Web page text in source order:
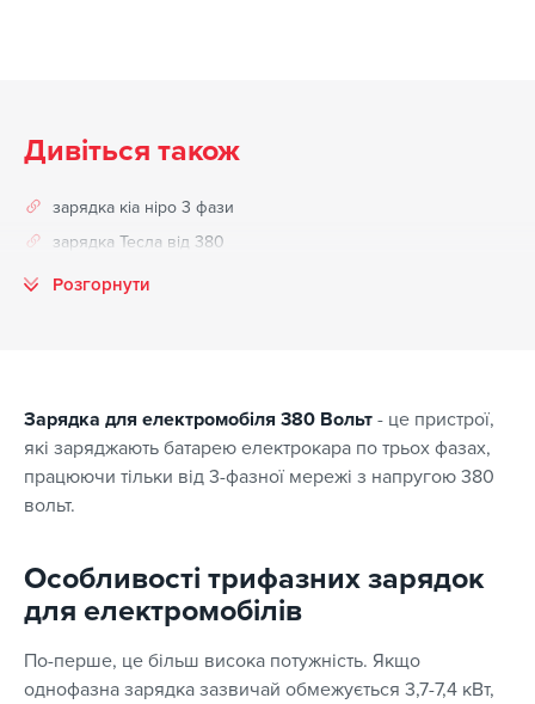
Дивіться також
зарядка кіа ніро 3 фази
зарядка Тесла від 380
Розгорнути
Зарядка для електромобіля 380 Вольт - це пристрої,
які заряджають батарею електрокара по трьох фазах,
працюючи тільки від 3-фазної мережі з напругою 380
вольт.
Особливості трифазних зарядок
для електромобілів
По-перше, це більш висока потужність. Якщо
однофазна зарядка зазвичай обмежується 3,7-7,4 кВт,